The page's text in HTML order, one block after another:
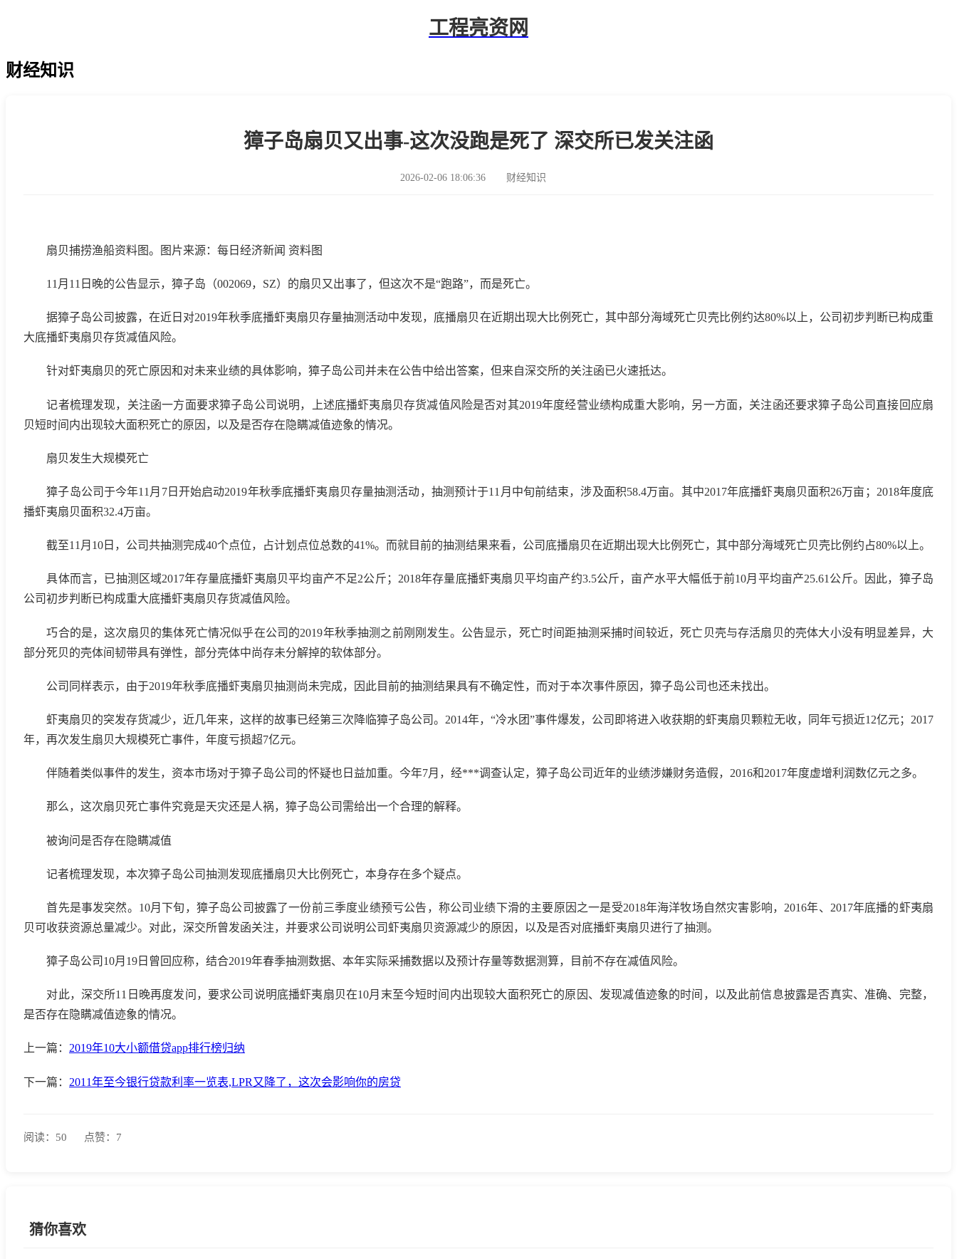
工程亮资网
财经知识
獐子岛扇贝又出事-这次没跑是死了 深交所已发关注函
2026-02-06 18:06:36 财经知识
扇贝捕捞渔船资料图。图片来源：每日经济新闻 资料图
11月11日晚的公告显示，獐子岛（002069，SZ）的扇贝又出事了，但这次不是“跑路”，而是死亡。
据獐子岛公司披露，在近日对2019年秋季底播虾夷扇贝存量抽测活动中发现，底播扇贝在近期出现大比例死亡，其中部分海域死亡贝壳比例约达80%以上，公司初步判断已构成重
大底播虾夷扇贝存货减值风险。
针对虾夷扇贝的死亡原因和对未来业绩的具体影响，獐子岛公司并未在公告中给出答案，但来自深交所的关注函已火速抵达。
记者梳理发现，关注函一方面要求獐子岛公司说明，上述底播虾夷扇贝存货减值风险是否对其2019年度经营业绩构成重大影响，另一方面，关注函还要求獐子岛公司直接回应扇
贝短时间内出现较大面积死亡的原因，以及是否存在隐瞒减值迹象的情况。
扇贝发生大规模死亡
獐子岛公司于今年11月7日开始启动2019年秋季底播虾夷扇贝存量抽测活动，抽测预计于11月中旬前结束，涉及面积58.4万亩。其中2017年底播虾夷扇贝面积26万亩；2018年度底
播虾夷扇贝面积32.4万亩。
截至11月10日，公司共抽测完成40个点位，占计划点位总数的41%。而就目前的抽测结果来看，公司底播扇贝在近期出现大比例死亡，其中部分海域死亡贝壳比例约占80%以上。
具体而言，已抽测区域2017年存量底播虾夷扇贝平均亩产不足2公斤；2018年存量底播虾夷扇贝平均亩产约3.5公斤，亩产水平大幅低于前10月平均亩产25.61公斤。因此，獐子岛
公司初步判断已构成重大底播虾夷扇贝存货减值风险。
巧合的是，这次扇贝的集体死亡情况似乎在公司的2019年秋季抽测之前刚刚发生。公告显示，死亡时间距抽测采捕时间较近，死亡贝壳与存活扇贝的壳体大小没有明显差异，大
部分死贝的壳体间韧带具有弹性，部分壳体中尚存未分解掉的软体部分。
公司同样表示，由于2019年秋季底播虾夷扇贝抽测尚未完成，因此目前的抽测结果具有不确定性，而对于本次事件原因，獐子岛公司也还未找出。
虾夷扇贝的突发存货减少，近几年来，这样的故事已经第三次降临獐子岛公司。2014年，“冷水团”事件爆发，公司即将进入收获期的虾夷扇贝颗粒无收，同年亏损近12亿元；2017
年，再次发生扇贝大规模死亡事件，年度亏损超7亿元。
伴随着类似事件的发生，资本市场对于獐子岛公司的怀疑也日益加重。今年7月，经***调查认定，獐子岛公司近年的业绩涉嫌财务造假，2016和2017年度虚增利润数亿元之多。
那么，这次扇贝死亡事件究竟是天灾还是人祸，獐子岛公司需给出一个合理的解释。
被询问是否存在隐瞒减值
记者梳理发现，本次獐子岛公司抽测发现底播扇贝大比例死亡，本身存在多个疑点。
首先是事发突然。10月下旬，獐子岛公司披露了一份前三季度业绩预亏公告，称公司业绩下滑的主要原因之一是受2018年海洋牧场自然灾害影响，2016年、2017年底播的虾夷扇
贝可收获资源总量减少。对此，深交所曾发函关注，并要求公司说明公司虾夷扇贝资源减少的原因，以及是否对底播虾夷扇贝进行了抽测。
獐子岛公司10月19日曾回应称，结合2019年春季抽测数据、本年实际采捕数据以及预计存量等数据测算，目前不存在减值风险。
对此，深交所11日晚再度发问，要求公司说明底播虾夷扇贝在10月末至今短时间内出现较大面积死亡的原因、发现减值迹象的时间，以及此前信息披露是否真实、准确、完整，
是否存在隐瞒减值迹象的情况。
上一篇： 2019年10大小额借贷app排行榜归纳
下一篇： 2011年至今银行贷款利率一览表,LPR又降了，这次会影响你的房贷
阅读：50 点赞：7
猜你喜欢